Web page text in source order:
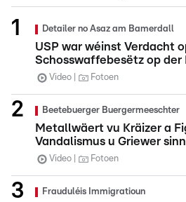
Detailer no Asaz am Bamerdall
USP war wéinst Verdacht
Schosswaffebesëtz op der
Video Fotoen
Beetebuerger Buergermeeschter
Metallwäert vu Kräizer a
Vandalismus u Griewer sinn
Video Fotoen
Frauduléis Immigratioun